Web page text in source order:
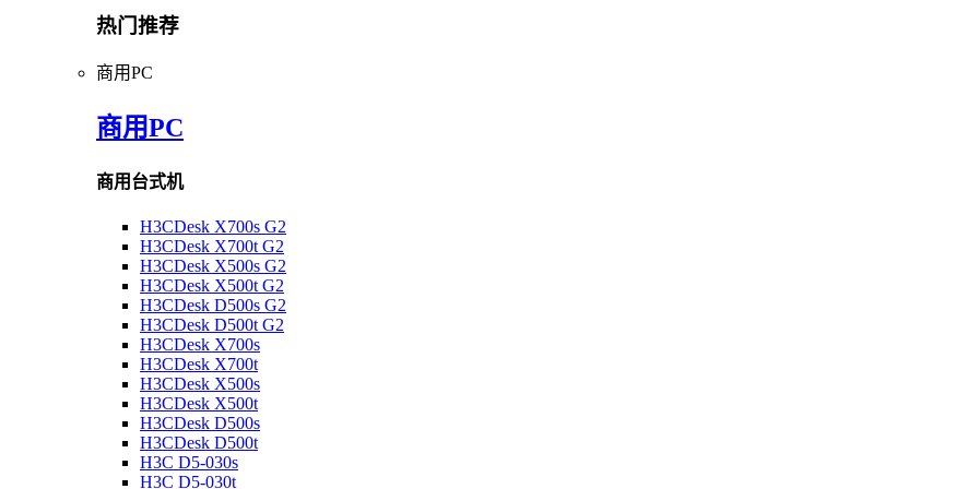
热门推荐
商用PC
商用PC
商用台式机
H3CDesk X700s G2
H3CDesk X700t G2
H3CDesk X500s G2
H3CDesk X500t G2
H3CDesk D500s G2
H3CDesk D500t G2
H3CDesk X700s
H3CDesk X700t
H3CDesk X500s
H3CDesk X500t
H3CDesk D500s
H3CDesk D500t
H3C D5-030s
H3C D5-030t